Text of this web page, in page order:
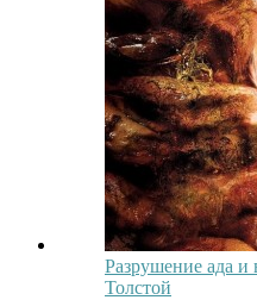
Разрушение ада и
Толстой